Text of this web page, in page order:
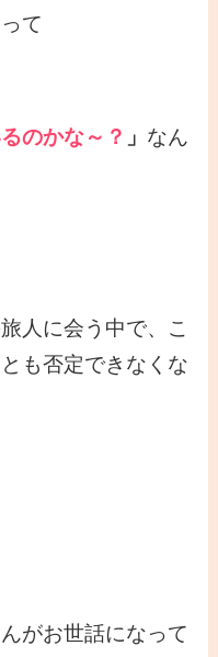
て
のかな～？ 」 なん
人に会う中で、こ
も否定できなくな
がお世話になって